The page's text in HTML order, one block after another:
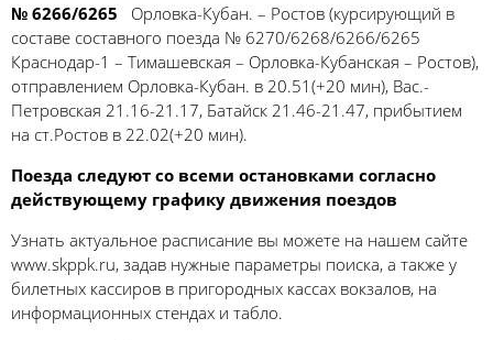
№ 6266/6265 Орловка-Кубан. – Ростов (курсирующий в
составе составного поезда № 6270/6268/6266/6265
Краснодар-1 – Тимашевская – Орловка-Кубанская – Ростов),
отправлением Орловка-Кубан. в 20.51(+20 мин), Вас.-
Петровская 21.16-21.17, Батайск 21.46-21.47, прибытием
на ст.Ростов в 22.02(+20 мин).
Поезда следуют со всеми остановками согласно
действующему графику движения поездов
Узнать актуальное расписание вы можете на нашем сайте
www.skppk.ru, задав нужные параметры поиска, а также у
билетных кассиров в пригородных кассах вокзалов, на
информационных стендах и табло.